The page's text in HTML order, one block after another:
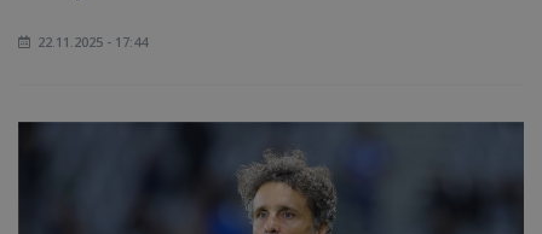
22.11.2025 - 17:44